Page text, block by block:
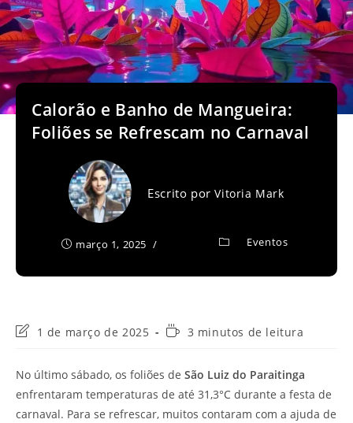
Calorão e Banho de Mangueira:
Foliões se Refrescam no Carnaval
Escrito porVitoria Mark
março 1, 2025 Eventos
Última
post:
1 de março de 2025
Tempo3 minutos de leitura
No último sábado, os foliões de São Luiz do Paraitinga
enfrentaram temperaturas de até 31,3°C durante a festa de
carnaval. Para se refrescar, muitos contaram com a ajuda de